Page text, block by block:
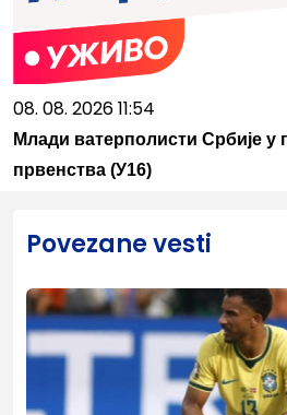
08. 08. 2026 11:54
Млади ватерполисти Србије у
првенства (У16)
Povezane vesti